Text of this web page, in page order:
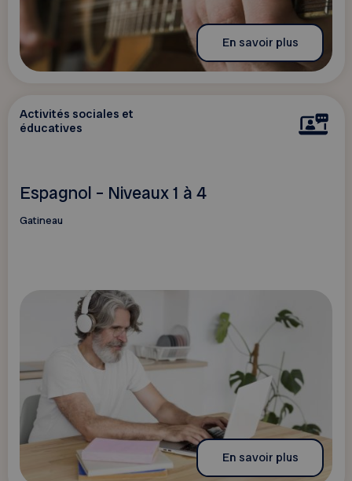
En savoir plus
Activités sociales et
éducatives
Espagnol – Niveaux 1 à 4
Gatineau
En savoir plus